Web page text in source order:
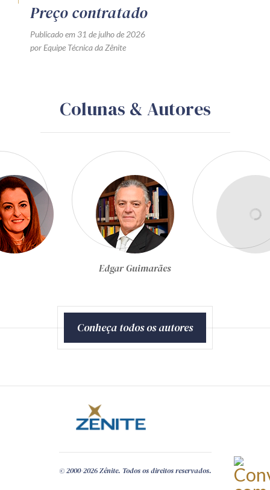
Preço contratado
Publicado em 31 de julho de 2026
por Equipe Técnica da Zênite
Colunas & Autores
Egon Bockmann Moreira
Conheça todos os autores
© 2000-2026 Zênite. Todos os direitos reservados.